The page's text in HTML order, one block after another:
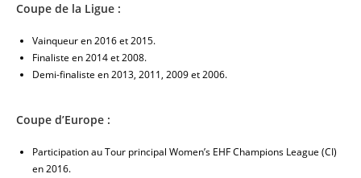
Coupe de la Ligue :
Vainqueur en 2016 et 2015.
Finaliste en 2014 et 2008.
Demi-finaliste en 2013, 2011, 2009 et 2006.
Coupe d’Europe :
Participation au Tour principal Women’s EHF Champions League (CI)
en 2016.